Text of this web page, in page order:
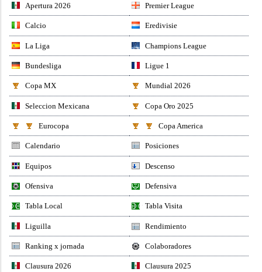
Apertura 2026 Premier League
Calcio Eredivisie
La Liga Champions League
Bundesliga Ligue 1
Copa MX Mundial 2026
Seleccion Mexicana Copa Oro 2025
Eurocopa Copa America
Calendario Posiciones
Equipos Descenso
Ofensiva Defensiva
Tabla Local Tabla Visita
Liguilla Rendimiento
Ranking x jornada Colaboradores
Clausura 2026 Clausura 2025